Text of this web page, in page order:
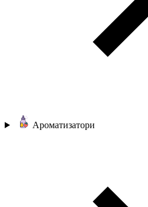
Ароматизатори